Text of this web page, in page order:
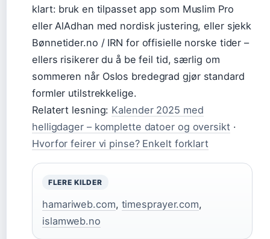
klart: bruk en tilpasset app som Muslim Pro
eller AlAdhan med nordisk justering, eller sjekk
Bønnetider.no / IRN for offisielle norske tider –
ellers risikerer du å be feil tid, særlig om
sommeren når Oslos bredegrad gjør standard
formler utilstrekkelige.
Relatert lesning: Kalender 2025 med
helligdager – komplette datoer og oversikt ·
Hvorfor feirer vi pinse? Enkelt forklart
FLERE KILDER
hamariweb.com, timesprayer.com,
islamweb.no